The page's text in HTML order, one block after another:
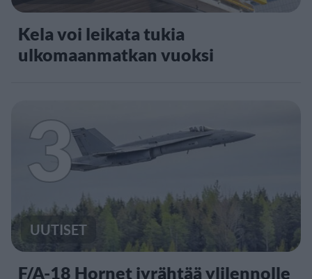
Kela voi leikata tukia
ulkomaanmatkan vuoksi
3
UUTISET
F/A-18 Hornet jyrähtää ylilennolle